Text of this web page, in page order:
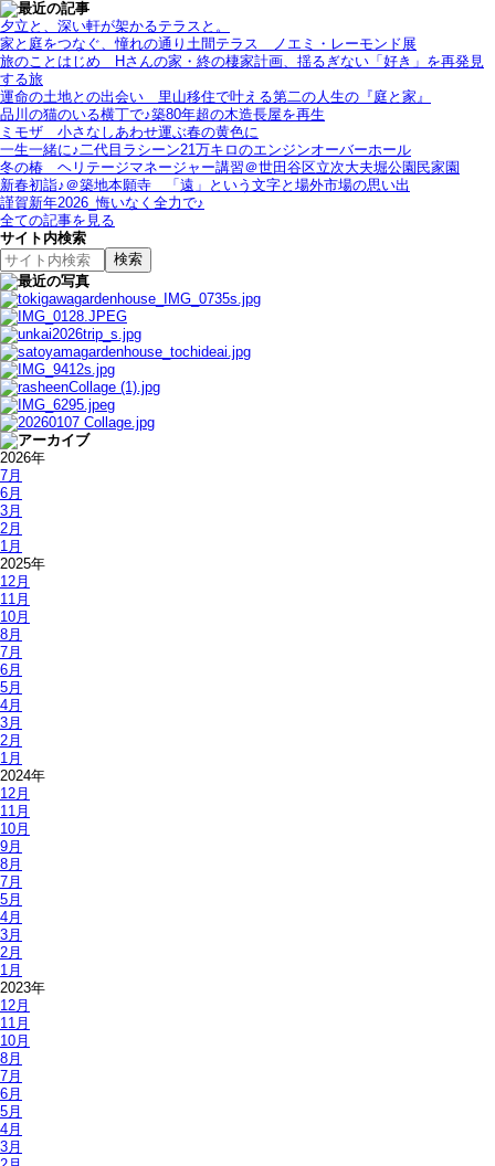
夕立と、深い軒が架かるテラスと。
家と庭をつなぐ、憧れの通り土間テラス＿ノエミ・レーモンド展
旅のことはじめ＿Hさんの家・終の棲家計画、揺るぎない「好き」を再発見
する旅
運命の土地との出会い＿里山移住で叶える第二の人生の『庭と家』
品川の猫のいる横丁で♪築80年超の木造長屋を再生
ミモザ＿小さなしあわせ運ぶ春の黄色に
一生一緒に♪二代目ラシーン21万キロのエンジンオーバーホール
冬の椿＿ヘリテージマネージャー講習＠世田谷区立次大夫堀公園民家園
新春初詣♪＠築地本願寺＿「遠」という文字と場外市場の思い出
謹賀新年2026_悔いなく全力で♪
全ての記事を見る
サイト内検索
2026年
7月
6月
3月
2月
1月
2025年
12月
11月
10月
8月
7月
6月
5月
4月
3月
2月
1月
2024年
12月
11月
10月
9月
8月
7月
5月
4月
3月
2月
1月
2023年
12月
11月
10月
8月
7月
6月
5月
4月
3月